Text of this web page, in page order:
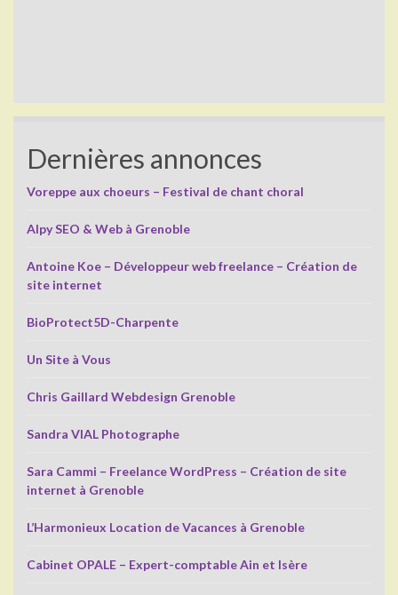
Dernières annonces
Voreppe aux choeurs – Festival de chant choral
Alpy SEO & Web à Grenoble
Antoine Koe – Développeur web freelance – Création de
site internet
BioProtect5D-Charpente
Un Site à Vous
Chris Gaillard Webdesign Grenoble
Sandra VIAL Photographe
Sara Cammi – Freelance WordPress – Création de site
internet à Grenoble
L’Harmonieux Location de Vacances à Grenoble
Cabinet OPALE – Expert-comptable Ain et Isère